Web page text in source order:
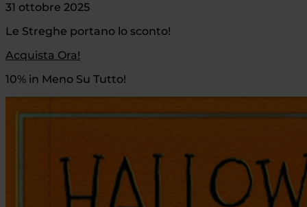
31 ottobre 2025
Le Streghe portano lo sconto!
Acquista Ora!
10% in Meno Su Tutto!